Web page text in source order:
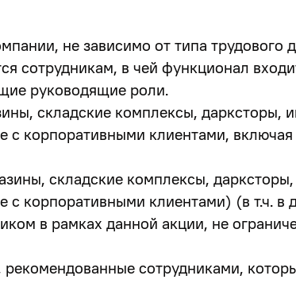
не зависимо от типа трудового
сотрудникам, в чей функционал
руководящие роли.
складские комплексы, дарксторы,
с корпоративными клиентами, включая
складские комплексы,
с корпоративными клиентами) (в т.ч. в
в рамках данной акции, не
сотрудниками,